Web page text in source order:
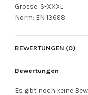
Grösse: S-XXXL
Norm: EN 13688
BEWERTUNGEN (0)
Bewertungen
Es gibt noch keine